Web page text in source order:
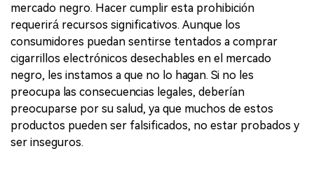
mercado negro. Hacer cumplir esta prohibición
requerirá recursos significativos. Aunque los
consumidores puedan sentirse tentados a comprar
cigarrillos electrónicos desechables en el mercado
negro, les instamos a que no lo hagan. Si no les
preocupa las consecuencias legales, deberían
preocuparse por su salud, ya que muchos de estos
productos pueden ser falsificados, no estar probados y
ser inseguros.